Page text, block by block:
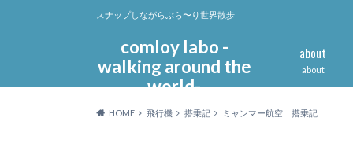
comloy labo -
walking around the
world-
スナップしながらぶら〜り世界散歩
about
about
HOME 飛行機 搭乗記 ミャンマー航空 搭乗記